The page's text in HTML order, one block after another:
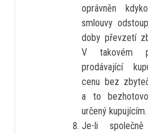
oprávněn
smlouvy
doby převzetí
V takovém
prodávající
cenu bez
a to
určený kupujícím.
Je-li